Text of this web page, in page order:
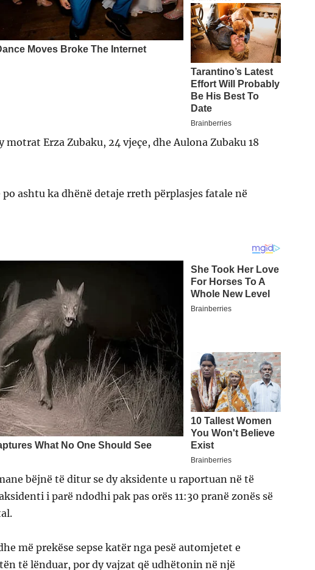
motrat Erza Zubaku, 24 vjeçe, dhe Aulona Zubaku 18
ashtu ka dhënë detaje rreth përplasjes fatale në
bëjnë të ditur se dy aksidente u raportuan në të
i parë ndodhi pak pas orës 11:30 pranë zonës së
më prekëse sepse katër nga pesë automjetet e
të lënduar, por dy vajzat që udhëtonin në një